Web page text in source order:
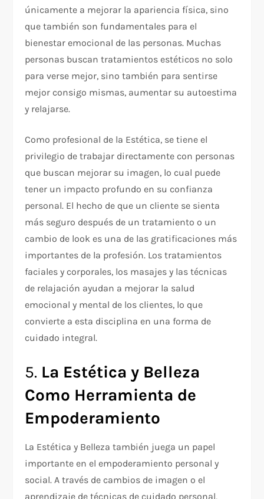
únicamente a mejorar la apariencia física, sino
que también son fundamentales para el
bienestar emocional de las personas. Muchas
personas buscan tratamientos estéticos no solo
para verse mejor, sino también para sentirse
mejor consigo mismas, aumentar su autoestima
y relajarse.
Como profesional de la Estética, se tiene el
privilegio de trabajar directamente con personas
que buscan mejorar su imagen, lo cual puede
tener un impacto profundo en su confianza
personal. El hecho de que un cliente se sienta
más seguro después de un tratamiento o un
cambio de look es una de las gratificaciones más
importantes de la profesión. Los tratamientos
faciales y corporales, los masajes y las técnicas
de relajación ayudan a mejorar la salud
emocional y mental de los clientes, lo que
convierte a esta disciplina en una forma de
cuidado integral.
5. La Estética y Belleza
Como Herramienta de
Empoderamiento
La Estética y Belleza también juega un papel
importante en el empoderamiento personal y
social. A través de cambios de imagen o el
aprendizaje de técnicas de cuidado personal,